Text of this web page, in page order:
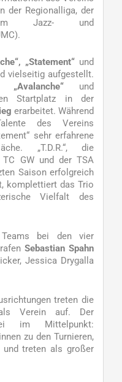
der Regionalliga, der
Jazz- und
, „Statement“ und
vielseitig aufgestellt.
„Avalanche“ und
Startplatz in der
erarbeitet. Während
des Vereins
sehr erfahrene
„T.D.R.“, die
TC GW und der TSA
Saison erfolgreich
komplettiert das Trio
Vielfalt des
bei den vier
Sebastian Spahn
Jessica Drygalla
treten die
Verein auf. Der
im Mittelpunkt:
zu den Turnieren,
und treten als großer